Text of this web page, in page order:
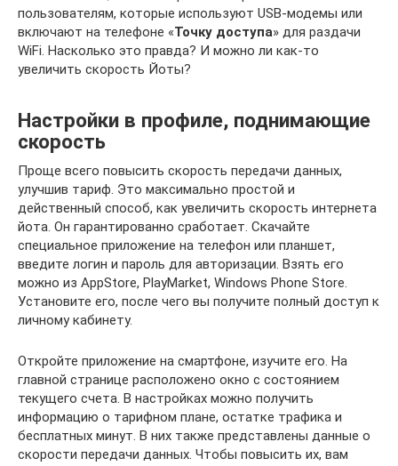
пользователям, которые используют USB-модемы или
включают на телефоне «Точку доступа» для раздачи
WiFi. Насколько это правда? И можно ли как-то
увеличить скорость Йоты?
Настройки в профиле, поднимающие
скорость
Проще всего повысить скорость передачи данных,
улучшив тариф. Это максимально простой и
действенный способ, как увеличить скорость интернета
йота. Он гарантированно сработает. Скачайте
специальное приложение на телефон или планшет,
введите логин и пароль для авторизации. Взять его
можно из AppStore, PlayMarket, Windows Phone Store.
Установите его, после чего вы получите полный доступ к
личному кабинету.
Откройте приложение на смартфоне, изучите его. На
главной странице расположено окно с состоянием
текущего счета. В настройках можно получить
информацию о тарифном плане, остатке трафика и
бесплатных минут. В них также представлены данные о
скорости передачи данных. Чтобы повысить их, вам